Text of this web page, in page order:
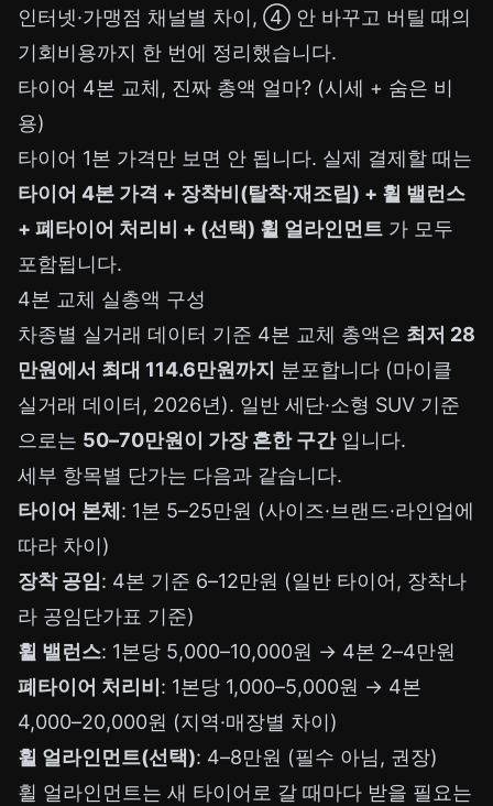
인터넷·가맹점 채널별 차이, ④ 안 바꾸고 버틸 때의
기회비용까지 한 번에 정리했습니다.
타이어 4본 교체, 진짜 총액 얼마? (시세 + 숨은 비
용)
타이어 1본 가격만 보면 안 됩니다. 실제 결제할 때는
타이어 4본 가격 + 장착비(탈착·재조립) + 휠 밸런스
+ 폐타이어 처리비 + (선택) 휠 얼라인먼트 가 모두
포함됩니다.
4본 교체 실총액 구성
차종별 실거래 데이터 기준 4본 교체 총액은 최저 28
만원에서 최대 114.6만원까지 분포합니다 (마이클
실거래 데이터, 2026년). 일반 세단·소형 SUV 기준
으로는 50–70만원이 가장 흔한 구간입니다.
세부 항목별 단가는 다음과 같습니다.
타이어 본체 : 1본 5–25만원 (사이즈·브랜드·라인업에
따라 차이)
장착 공임 : 4본 기준 6–12만원 (일반 타이어, 장착나
라 공임단가표 기준)
휠 밸런스: 1본당 5,000–10,000원 → 4본 2–4만원
폐타이어 처리비 : 1본당 1,000–5,000원 → 4본
4,000–20,000원 (지역·매장별 차이)
휠 얼라인먼트(선택): 4–8만원 (필수 아님, 권장)
휠 얼라인먼트는 새 타이어로 갈 때마다 받을 필요는